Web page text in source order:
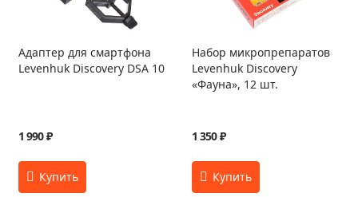
Адаптер для смартфона
Levenhuk Discovery DSA 10
1 990 ₽
Набор микропрепаратов
Levenhuk Discovery
«Фауна», 12 шт.
1 350 ₽